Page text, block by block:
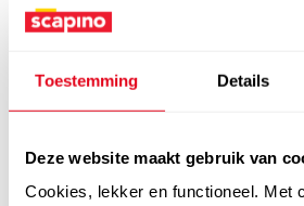
Toestemming Details
Deze website maakt gebruik van
Cookies, lekker en functioneel. Met